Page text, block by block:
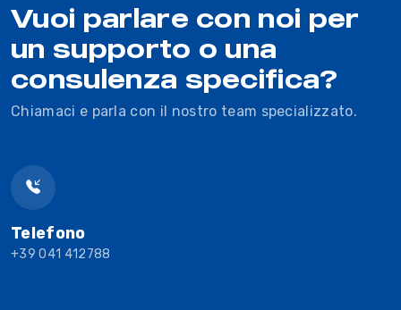
Vuoi parlare con noi per
un supporto o una
consulenza specifica?
Chiamaci e parla con il nostro team specializzato.
Telefono
+39 041 412788